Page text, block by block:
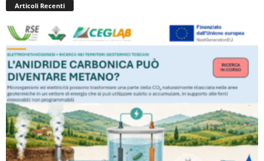
Articoli Recenti